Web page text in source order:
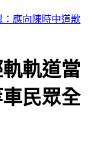
萬交保限制住居
軌道當
民眾全